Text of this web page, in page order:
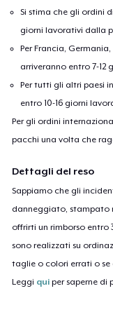
Si stima che gli ordini
giorni lavorativi dalla
Per Francia,
arriveranno entro 7-
Per tutti gli altri paesi
entro 10-16 giorni
Per gli ordini
pacchi una volta che
Dettagli del reso
Sappiamo che gli
danneggiato, stampato
offrirti un rimborso
sono realizzati su
taglie o colori errati o se
Leggi qui per saperne di